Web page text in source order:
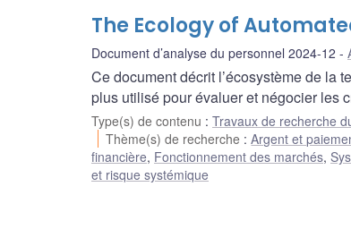
The Ecology of
Document d’analyse du personnel 2024-12
Ce document décrit l’écosystème de la
plus utilisé pour évaluer et négocier les
Type(s) de contenu : Travaux de recherche
Thème(s) de recherche :Argent et
financière, Fonctionnement des marchés,
et risque systémique